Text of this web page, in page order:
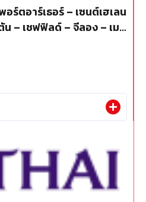
ร์ตอาร์เธอร์ – เซนต์เฮเลน
น – เชฟฟิลด์ – จีลอง – เมล